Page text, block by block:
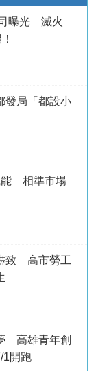
曝光 滅火
局「都設小
能 相準市場
致 高市勞工
高雄青年創
1開跑